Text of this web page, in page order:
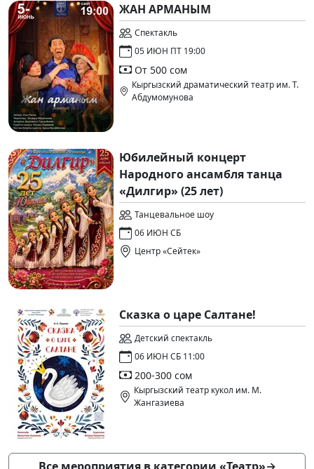
ЖАН АРМАНЫМ
Спектакль
05 ИЮН ПТ 19:00
От 500 сом
Кыргызский драматический театр им. Т.
Абдумомунова
Юбилейный концерт
Народного ансамбля танца
«Дилгир» (25 лет)
Танцевальное шоу
06 ИЮН СБ
Центр «Сейтек»
Сказка о царе Салтане!
Детский спектакль
06 ИЮН СБ 11:00
200-300 сом
Кыргызский театр кукол им. М.
Жангазиева